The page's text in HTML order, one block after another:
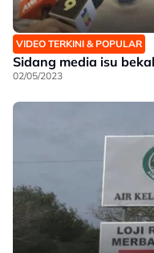
VIDEO TERKINI & POPULAR
Sidang media isu
02/05/2023